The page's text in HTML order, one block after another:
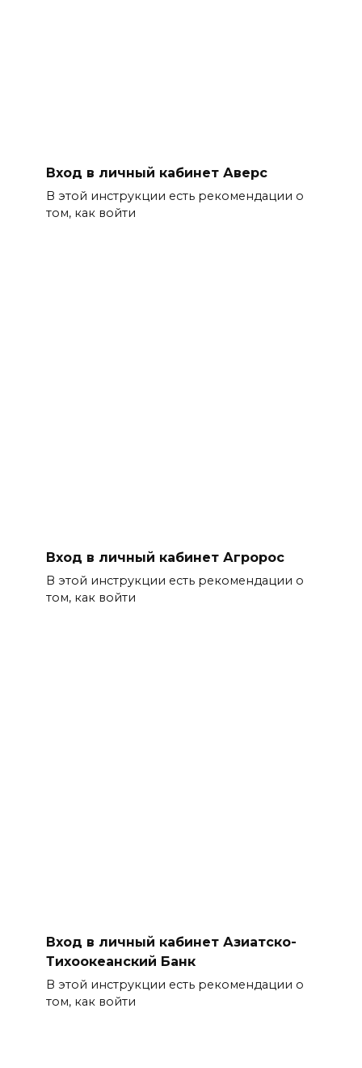
Вход в личный кабинет Аверс
В этой инструкции есть рекомендации о
том, как войти
Вход в личный кабинет Агророс
В этой инструкции есть рекомендации о
том, как войти
Вход в личный кабинет Азиатско-
Тихоокеанский Банк
В этой инструкции есть рекомендации о
том, как войти